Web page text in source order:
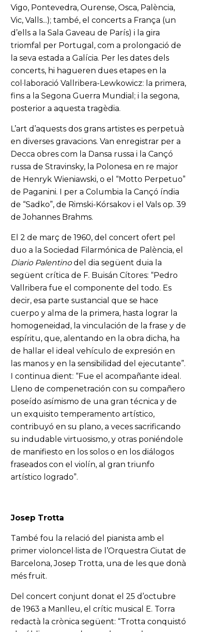
Vigo, Pontevedra, Ourense, Osca, Palència,
Vic, Valls...); també, el concerts a França (un
d’ells a la Sala Gaveau de París) i la gira
triomfal per Portugal, com a prolongació de
la seva estada a Galícia. Per les dates dels
concerts, hi hagueren dues etapes en la
col·laboració Vallribera-Lewkowicz: la primera,
fins a la Segona Guerra Mundial; i la segona,
posterior a aquesta tragèdia.
L’art d’aquests dos grans artistes es perpetuà
en diverses gravacions. Van enregistrar per a
Decca obres com la Dansa russa i la Cançó
russa de Stravinsky, la Polonesa en re major
de Henryk Wieniawski, o el “Motto Perpetuo”
de Paganini. I per a Columbia la Cançó índia
de “Sadko”, de Rimski-Kórsakov i el Vals op. 39
de Johannes Brahms.
El 2 de març de 1960, del concert ofert pel
duo a la Sociedad Filarmónica de Palència, el
Diario Palentinodel dia següent duia la
següent crítica de F. Buisán Cítores: “Pedro
Vallribera fue el componente del todo. Es
decir, esa parte sustancial que se hace
cuerpo y alma de la primera, hasta lograr la
homogeneidad, la vinculación de la frase y de
espíritu, que, alentando en la obra dicha, ha
de hallar el ideal vehículo de expresión en
las manos y en la sensibilidad del ejecutante”.
I continua dient: “Fue el acompañante ideal.
Lleno de compenetración con su compañero
poseído asímismo de una gran técnica y de
un exquisito temperamento artístico,
contribuyó en su plano, a veces sacrificando
su indudable virtuosismo, y otras poniéndole
de manifiesto en los solos o en los diálogos
fraseados con el violín, al gran triunfo
artístico logrado”.
Josep Trotta
També fou la relació del pianista amb el
primer violoncel·lista de l’Orquestra Ciutat de
Barcelona, Josep Trotta, una de les que donà
més fruit.
Del concert conjunt donat el 25 d’octubre
de 1963 a Manlleu, el crític musical E. Torra
redactà la crònica següent: “Trotta conquistó